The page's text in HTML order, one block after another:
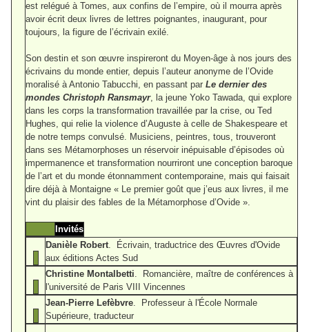
est relégué à Tomes, aux confins de l’empire, où il mourra après
avoir écrit deux livres de lettres poignantes, inaugurant, pour
toujours, la figure de l’écrivain exilé.
Son destin et son œuvre inspireront du Moyen-âge à nos jours des
écrivains du monde entier, depuis l’auteur anonyme de l’Ovide
moralisé à Antonio Tabucchi, en passant par Le dernier des
mondes Christoph Ransmayr, la jeune Yoko Tawada, qui explore
dans les corps la transformation travaillée par la crise, ou Ted
Hughes, qui relie la violence d’Auguste à celle de Shakespeare et
de notre temps convulsé. Musiciens, peintres, tous, trouveront
dans ses Métamorphoses un réservoir inépuisable d’épisodes où
impermanence et transformation nourriront une conception baroque
de l’art et du monde étonnamment contemporaine, mais qui faisait
dire déjà à Montaigne « Le premier goût que j’eus aux livres, il me
vint du plaisir des fables de la Métamorphose d’Ovide ».
Invités
Danièle Robert. Écrivain, traductrice des Œuvres d'Ovide
aux éditions Actes Sud
Christine Montalbetti. Romancière, maître de conférences à
l'université de Paris VIII Vincennes
Jean-Pierre Lefèbvre. Professeur à l'École Normale
Supérieure, traducteur